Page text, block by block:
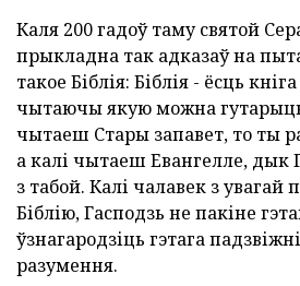
Каля 200 гадоў таму святой
прыкладна так адказаў на
такое Біблія: Біблія - ёсць
чытаючы якую можна
чытаеш Стары запавет, то ты
а калі чытаеш Евангелле, дык
з табой. Калі чалавек з увагай
Біблію, Гасподзь не пакіне
ўзнагародзіць гэтага
разумення.